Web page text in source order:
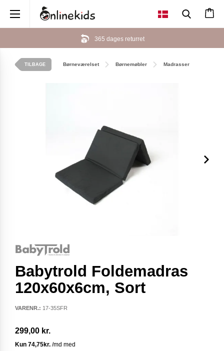
365 dages returret
TILBAGE Børneværelset Børnemøbler Madrasser
Babytrold Foldemadras
120x60x6cm, Sort
VARENR.: 17-35SFR
299,00 kr.